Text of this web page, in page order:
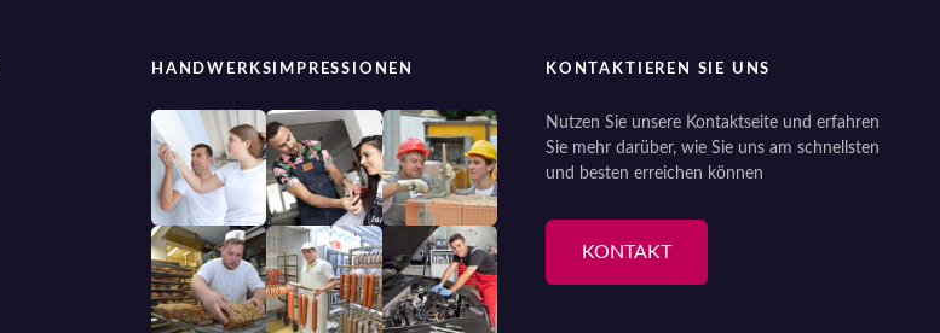
HANDWERKSIMPRESSIONEN KONTAKTIEREN SIE UNS
Nutzen Sie unsere Kontaktseite und erfahren
Sie mehr darüber, wie Sie uns am schnellsten
und besten erreichen können
KONTAKT